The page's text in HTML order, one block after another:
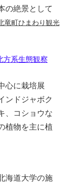
の絶景として
竜町ひまわり観光
系生態観察
心に栽培展
ンドジャボク
、コショウな
植物を主に植
海道大学の施